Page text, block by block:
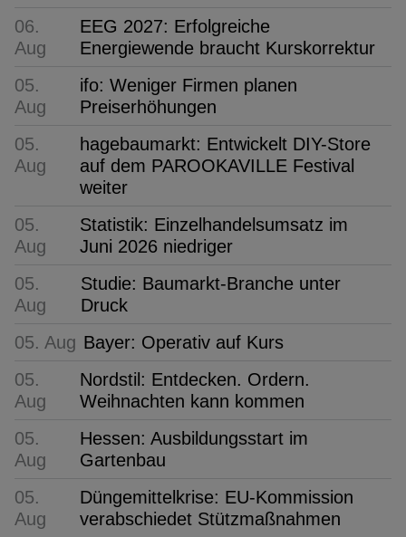
06.
Aug
EEG 2027: Erfolgreiche
Energiewende braucht Kurskorrektur
05.
Aug
ifo: Weniger Firmen planen
Preiserhöhungen
05.
Aug
hagebaumarkt: Entwickelt DIY-Store
auf dem PAROOKAVILLE Festival
weiter
05.
Aug
Statistik: Einzelhandelsumsatz im
Juni 2026 niedriger
05.
Aug
Studie: Baumarkt-Branche unter
Druck
05. Aug Bayer: Operativ auf Kurs
05.
Aug
Nordstil: Entdecken. Ordern.
Weihnachten kann kommen
05.
Aug
Hessen: Ausbildungsstart im
Gartenbau
05.
Aug
Düngemittelkrise: EU-Kommission
verabschiedet Stützmaßnahmen